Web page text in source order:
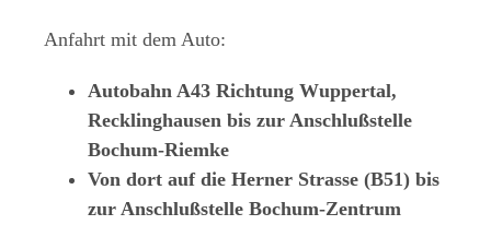
Anfahrt mit dem Auto:
Autobahn A43 Richtung Wuppertal,
Recklinghausen bis zur Anschlußstelle
Bochum-Riemke
Von dort auf die Herner Strasse (B51) bis
zur Anschlußstelle Bochum-Zentrum